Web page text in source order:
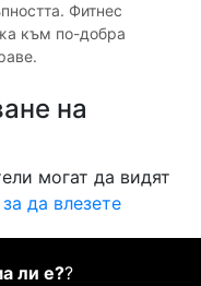
Фитнес
към по-добра
на
могат да видят
да влезете
ли е??